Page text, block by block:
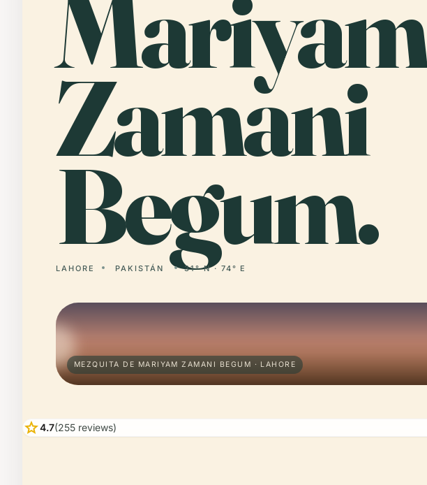
Mariyam
Zamani
Begum.
LAHORE PAKISTÁN 31° N · 74° E
MEZQUITA DE MARIYAM ZAMANI BEGUM · LAHORE
star4.7(255 reviews)